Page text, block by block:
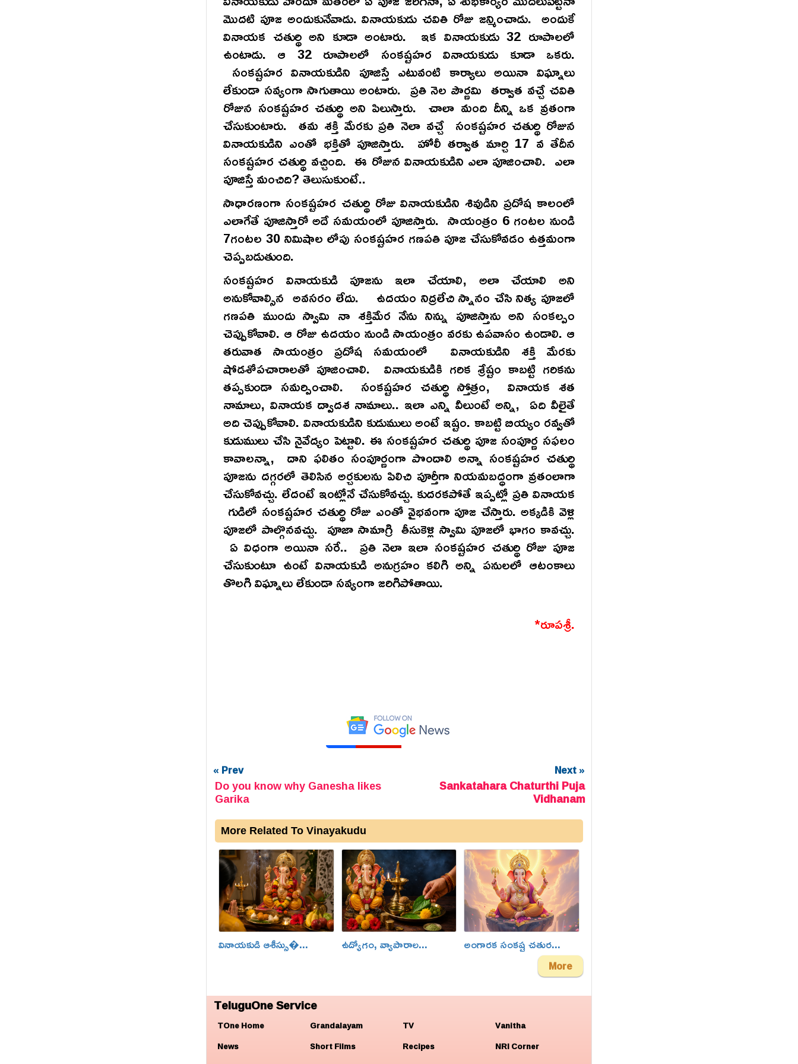
మొదటి పూజ అందుకునేవాడు. వినాయకుడు చవితి రోజు జన్మించాడు. అందుకే
వినాయక చతుర్థి అని కూడా అంటారు. ఇక వినాయకుడు 32 రూపాలలో
ఉంటాడు. ఆ 32 రూపాలలో సంకష్టహర వినాయకుడు కూడా ఒకరు.
సంకష్టహర వినాయకుడిని పూజిస్తే ఎటువంటి కార్యాలు అయినా విఘ్నాలు
లేకుండా సవ్యంగా సాగుతాయి అంటారు. ప్రతి నెల పౌర్ణమి తర్వాత వచ్చే చవితి
రోజున సంకష్టహర చతుర్థి అని పిలుస్తారు. చాలా మంది దీన్ని ఒక వ్రతంగా
చేసుకుంటారు. తమ శక్తి మేరకు ప్రతి నెలా వచ్చే సంకష్టహర చతుర్థి రోజున
వినాయకుడిని ఎంతో భక్తితో పూజిస్తారు. హోలీ తర్వాత మార్చి 17 వ తేదీన
సంకష్టహర చతుర్థి వచ్చింది. ఈ రోజున వినాయకుడిని ఎలా పూజించాలి. ఎలా
పూజిస్తే మంచిది? తెలుసుకుంటే..
సాధారణంగా సంకష్టహర చతుర్థి రోజు వినాయకుడిని శివుడిని ప్రదోష కాలంలో
ఎలాగేతే పూజిస్తారో అదే సమయంలో పూజిస్తారు. సాయంత్రం 6 గంటల నుండి
7గంటల 30 నిమిషాల లోపు సంకష్టహర గణపతి పూజ చేసుకోవడం ఉత్తమంగా
చెప్పబడుతుంది.
సంకష్టహర వినాయకుడి పూజను ఇలా చేయాలి, అలా చేయాలి అని
అనుకోవాల్సిన అవసరం లేదు. ఉదయం నిద్రలేచి స్నానం చేసి నిత్య పూజలో
గణపతి ముందు స్వామి నా శక్తిమేర నేను నిన్ను పూజిస్తాను అని సంకల్పం
చెప్పుకోవాలి. ఆ రోజు ఉదయం నుండి సాయంత్రం వరకు ఉపవాసం ఉండాలి. ఆ
తరువాత సాయంత్రం ప్రదోష సమయంలో వినాయకుడిని శక్తి మేరకు
షోడశోపచారాలతో పూజించాలి. వినాయకుడికి గరిక శ్రేష్టం కాబట్టి గరికను
తప్పకుండా సమర్పించాలి. సంకష్టహర చతుర్థి స్తోత్రం, వినాయక శత
నామాలు, వినాయక ద్వాదశ నామాలు.. ఇలా ఎన్ని వీలుంటే అన్ని, ఏది వీలైతే
అది చెప్పుకోవాలి. వినాయకుడిని కుడుములు అంటే ఇష్టం. కాబట్టి బియ్యం రవ్వతో
కుడుములు చేసి నైవేద్యం పెట్టాలి. ఈ సంకష్టహర చతుర్థి పూజ సంపూర్ణ సఫలం
కావాలన్నా, దాని ఫలితం సంపూర్ణంగా పొందాలి అన్నా సంకష్టహర చతుర్థి
పూజను దగ్గరలో తెలిసిన అర్చకులను పిలిచి పూర్తీగా నియమబద్ధంగా వ్రతంలాగా
చేసుకోవచ్చు. లేదంటే ఇంట్లోనే చేసుకోవచ్చు. కుదరకపోతే ఇప్పట్లో ప్రతి వినాయక
గుడిలో సంకష్టహర చతుర్థి రోజు ఎంతో వైభవంగా పూజ చేస్తారు. అక్కడికి వెళ్లి
పూజలో పాల్గొనవచ్చు. పూజా సామాగ్రి తీసుకెళ్లి స్వామి పూజలో భాగం కావచ్చు.
ఏ విధంగా అయినా సరే.. ప్రతి నెలా ఇలా సంకష్టహర చతుర్థి రోజు పూజ
చేసుకుంటూ ఉంటే వినాయకుడి అనుగ్రహం కలిగి అన్ని పనులలో ఆటంకాలు
తొలగి విఘ్నాలు లేకుండా సవ్యంగా జరిగిపోతాయి.
*రూపశ్రీ.
« Prev
Do you know why Ganesha likes
Garika
Next »
Sankatahara Chaturthi Puja
Vidhanam
More Related To Vinayakudu
వినాయకుడి ఆశీస్సు�... ఉద్యోగం, వ్యాపారాల... అంగారక సంకష్ట చతుర...
More
TeluguOne Service
TOne Home
News
Grandalayam
Short Films
TV
Recipes
Vanitha
NRI Corner